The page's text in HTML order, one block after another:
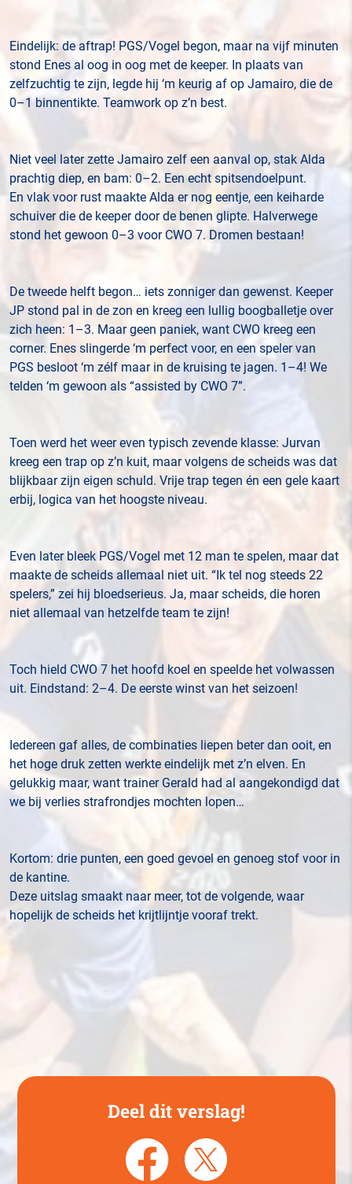
Eindelijk: de aftrap! PGS/Vogel begon, maar na vijf minuten
stond Enes al oog in oog met de keeper. In plaats van
zelfzuchtig te zijn, legde hij ‘m keurig af op Jamairo, die de
0–1 binnentikte. Teamwork op z’n best.
Niet veel later zette Jamairo zelf een aanval op, stak Alda
prachtig diep, en bam: 0–2. Een echt spitsendoelpunt.
En vlak voor rust maakte Alda er nog eentje, een keiharde
schuiver die de keeper door de benen glipte. Halverwege
stond het gewoon 0–3 voor CWO 7. Dromen bestaan!
De tweede helft begon… iets zonniger dan gewenst. Keeper
JP stond pal in de zon en kreeg een lullig boogballetje over
zich heen: 1–3. Maar geen paniek, want CWO kreeg een
corner. Enes slingerde ‘m perfect voor, en een speler van
PGS besloot ‘m zélf maar in de kruising te jagen. 1–4! We
telden ‘m gewoon als “assisted by CWO 7”.
Toen werd het weer even typisch zevende klasse: Jurvan
kreeg een trap op z’n kuit, maar volgens de scheids was dat
blijkbaar zijn eigen schuld. Vrije trap tegen én een gele kaart
erbij, logica van het hoogste niveau.
Even later bleek PGS/Vogel met 12 man te spelen, maar dat
maakte de scheids allemaal niet uit. “Ik tel nog steeds 22
spelers,” zei hij bloedserieus. Ja, maar scheids, die horen
niet allemaal van hetzelfde team te zijn!
Toch hield CWO 7 het hoofd koel en speelde het volwassen
uit. Eindstand: 2–4. De eerste winst van het seizoen!
Iedereen gaf alles, de combinaties liepen beter dan ooit, en
het hoge druk zetten werkte eindelijk met z’n elven. En
gelukkig maar, want trainer Gerald had al aangekondigd dat
we bij verlies strafrondjes mochten lopen…
Kortom: drie punten, een goed gevoel en genoeg stof voor in
de kantine.
Deze uitslag smaakt naar meer, tot de volgende, waar
hopelijk de scheids het krijtlijntje vooraf trekt.
Deel dit verslag!